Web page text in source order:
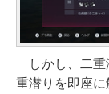
しかし、二重
重潜りを即座